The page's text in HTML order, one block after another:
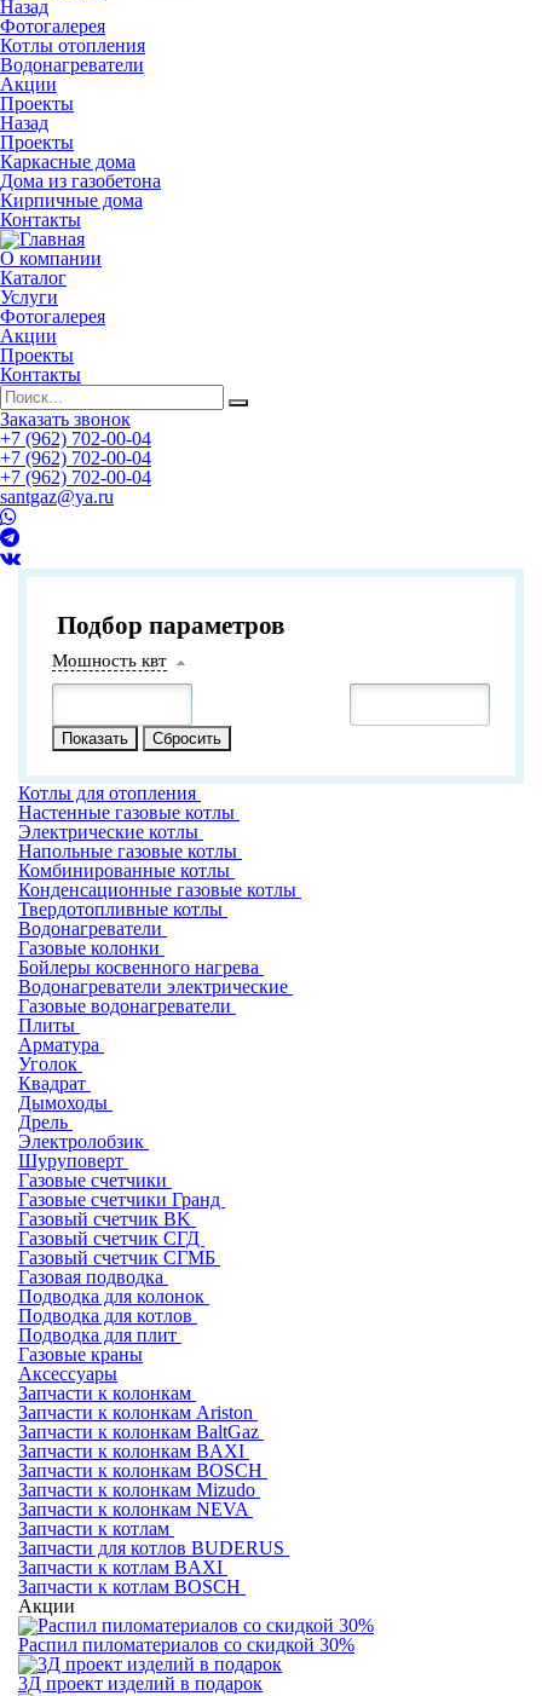
Назад
Фотогалерея
Котлы отопления
Водонагреватели
Акции
Проекты
Назад
Проекты
Каркасные дома
Дома из газобетона
Кирпичные дома
Контакты
О компании
Каталог
Услуги
Фотогалерея
Акции
Проекты
Контакты
Заказать звонок
+7 (962) 702-00-04
+7 (962) 702-00-04
+7 (962) 702-00-04
santgaz@ya.ru
Подбор параметров
Мошность квт
Котлы для отопления
Настенные газовые котлы
Электрические котлы
Напольные газовые котлы
Комбинированные котлы
Конденсационные газовые котлы
Твердотопливные котлы
Водонагреватели
Газовые колонки
Бойлеры косвенного нагрева
Водонагреватели электрические
Газовые водонагреватели
Плиты
Арматура
Уголок
Квадрат
Дымоходы
Дрель
Электролобзик
Шуруповерт
Газовые счетчики
Газовые счетчики Гранд
Газовый счетчик BK
Газовый счетчик СГД
Газовый счетчик СГМБ
Газовая подводка
Подводка для колонок
Подводка для котлов
Подводка для плит
Газовые краны
Аксессуары
Запчасти к колонкам
Запчасти к колонкам Ariston
Запчасти к колонкам BaltGaz
Запчасти к колонкам BAXI
Запчасти к колонкам BOSCH
Запчасти к колонкам Mizudo
Запчасти к колонкам NEVA
Запчасти к котлам
Запчасти для котлов BUDERUS
Запчасти к котлам BAXI
Запчасти к котлам BOSCH
Акции
Распил пиломатериалов со скидкой 30%
3Д проект изделий в подарок